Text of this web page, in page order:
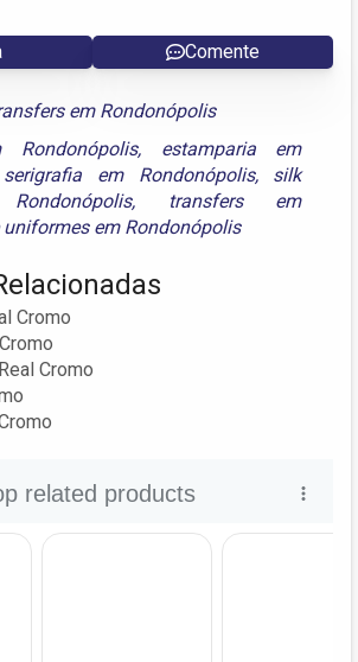
Comente
em Rondonópolis
Rondonópolis, estamparia em
serigrafia em Rondonópolis, silk
,
transfers em
uniformes em Rondonópolis
Cromo
Cromo